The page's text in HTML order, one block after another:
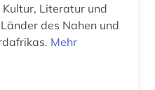
Kultur, Literatur und
des Nahen und
Mehr